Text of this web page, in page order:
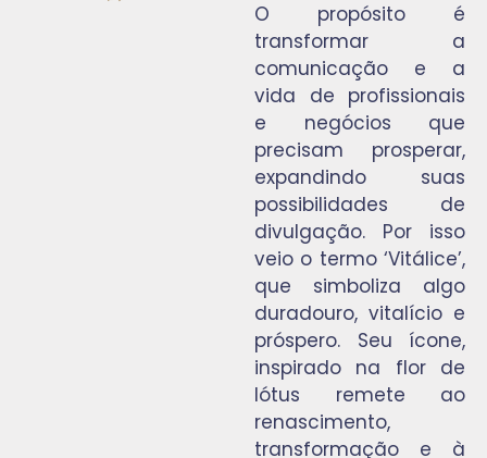
O propósito é
transformar a
comunicação e a
vida de profissionais
e negócios que
precisam prosperar,
expandindo suas
possibilidades de
divulgação. Por isso
veio o termo ‘Vitálice’,
que simboliza algo
duradouro, vitalício e
próspero. Seu ícone,
inspirado na flor de
lótus remete ao
renascimento,
transformação e à